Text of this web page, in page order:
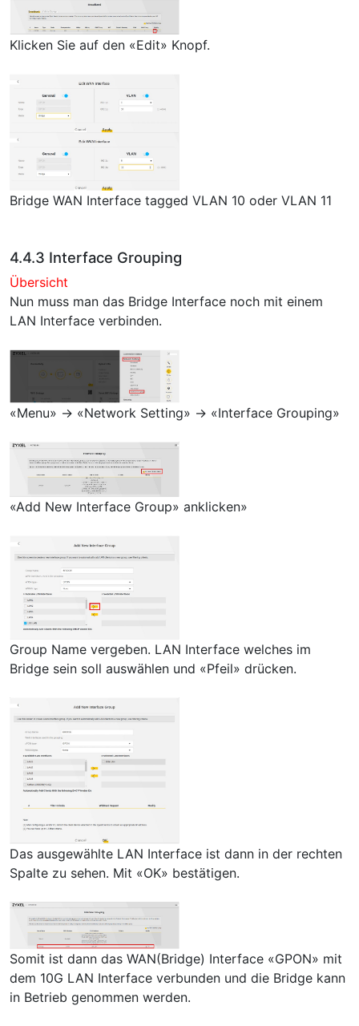
Klicken Sie auf den «Edit» Knopf.
Bridge WAN Interface tagged VLAN 10 oder VLAN 11
4.4.3 Interface Grouping
Übersicht
Nun muss man das Bridge Interface noch mit einem
LAN Interface verbinden.
«Menu» → «Network Setting» → «Interface Grouping»
«Add New Interface Group» anklicken»
Group Name vergeben. LAN Interface welches im
Bridge sein soll auswählen und «Pfeil» drücken.
Das ausgewählte LAN Interface ist dann in der rechten
Spalte zu sehen. Mit «OK» bestätigen.
Somit ist dann das WAN(Bridge) Interface «GPON» mit
dem 10G LAN Interface verbunden und die Bridge kann
in Betrieb genommen werden.